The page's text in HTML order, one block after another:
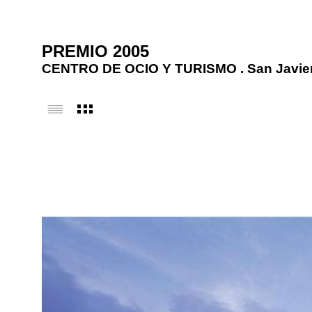
PREMIO 2005
CENTRO DE OCIO Y TURISMO . San